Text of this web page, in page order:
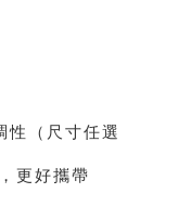
性（尺寸任選
更好攜帶